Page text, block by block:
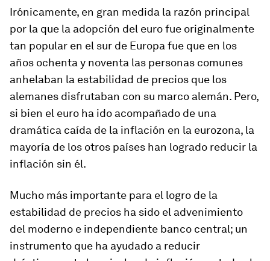
Irónicamente, en gran medida la razón principal
por la que la adopción del euro fue originalmente
tan popular en el sur de Europa fue que en los
años ochenta y noventa las personas comunes
anhelaban la estabilidad de precios que los
alemanes disfrutaban con su marco alemán. Pero,
si bien el euro ha ido acompañado de una
dramática caída de la inflación en la eurozona, la
mayoría de los otros países han logrado reducir la
inflación sin él.
Mucho más importante para el logro de la
estabilidad de precios ha sido el advenimiento
del moderno e independiente banco central; un
instrumento que ha ayudado a reducir